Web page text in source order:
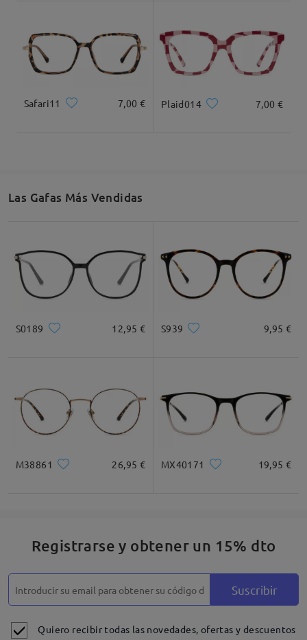
Ancho Total Longitud de Patillas
Recomendación de Rostro
* Solo Para Referencia
Descripción del Producto
Safari11 7,00 € Plaid014 7,00 €
Las Gafas Más Vendidas
S0189 12,95 € S939 9,95 €
M38861 26,95 € MX40171 19,95 €
Registrarse y obtener un 15% dto
Suscribir
Quiero recibir todas las novedades, ofertas y descuentos